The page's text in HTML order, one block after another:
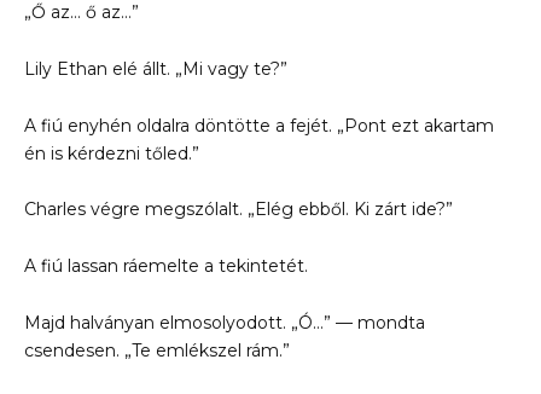
„Ő az… ő az…”
Lily Ethan elé állt. „Mi vagy te?”
A fiú enyhén oldalra döntötte a fejét. „Pont ezt akartam
én is kérdezni tőled.”
Charles végre megszólalt. „Elég ebből. Ki zárt ide?”
A fiú lassan ráemelte a tekintetét.
Majd halványan elmosolyodott. „Ó…” — mondta
csendesen. „Te emlékszel rám.”